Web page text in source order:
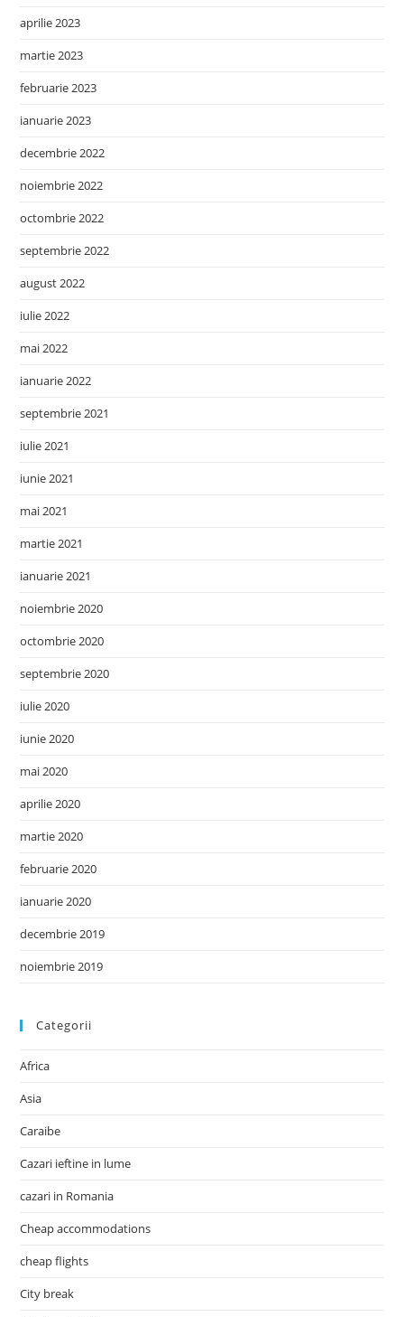
aprilie 2023
martie 2023
februarie 2023
ianuarie 2023
decembrie 2022
noiembrie 2022
octombrie 2022
septembrie 2022
august 2022
iulie 2022
mai 2022
ianuarie 2022
septembrie 2021
iulie 2021
iunie 2021
mai 2021
martie 2021
ianuarie 2021
noiembrie 2020
octombrie 2020
septembrie 2020
iulie 2020
iunie 2020
mai 2020
aprilie 2020
martie 2020
februarie 2020
ianuarie 2020
decembrie 2019
noiembrie 2019
Categorii
Africa
Asia
Caraibe
Cazari ieftine in lume
cazari in Romania
Cheap accommodations
cheap flights
City break